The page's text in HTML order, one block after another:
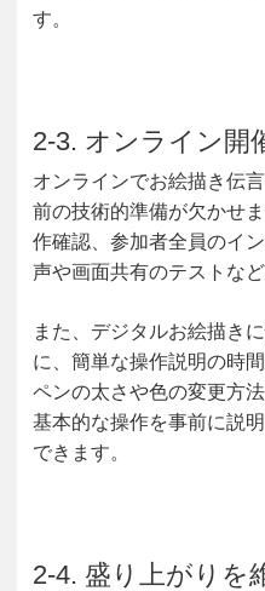
す。
2-3. オンライン開
オンラインでお絵描き伝
前の技術的準備が欠かせ
作確認、参加者全員のイ
声や画面共有のテストな
また、デジタルお絵描き
に、簡単な操作説明の時
ペンの太さや色の変更方
基本的な操作を事前に説
できます。
2-4. 盛り上がりを